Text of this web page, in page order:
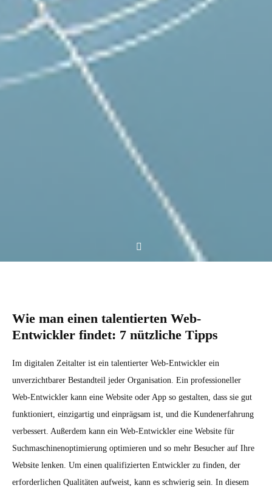
Wie man einen talentierten Web-
Entwickler findet: 7 nützliche Tipps
Im digitalen Zeitalter ist ein talentierter Web-Entwickler ein
unverzichtbarer Bestandteil jeder Organisation. Ein professioneller
Web-Entwickler kann eine Website oder App so gestalten, dass sie gut
funktioniert, einzigartig und einprägsam ist, und die Kundenerfahrung
verbessert. Außerdem kann ein Web-Entwickler eine Website für
Suchmaschinenoptimierung optimieren und so mehr Besucher auf Ihre
Website lenken. Um einen qualifizierten Entwickler zu finden, der
erforderlichen Qualitäten aufweist, kann es schwierig sein. In diesem